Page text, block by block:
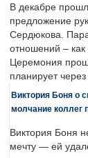
В декабре
предложение
Сердюкова.
отношений – как
Церемония
планирует
Виктория Боня о
молчание коллег
Виктория Боня
мечту — ей